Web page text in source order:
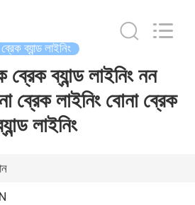
ব্রেক ব্যান্ড লাইনিং
ব্রেক ব্যান্ড লাইনিং নন
ব্রেক লাইনিং বোনা ব্রেক
লাইনিং